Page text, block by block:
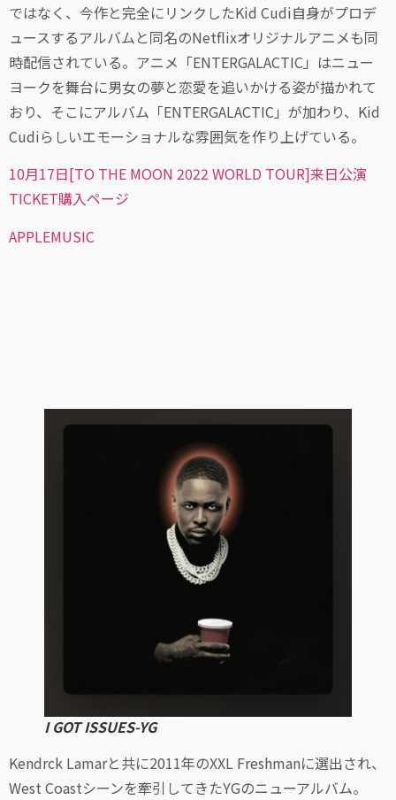
ではなく、今作と完全にリンクしたKid Cudi自身がプロデ
ュースするアルバムと同名のNetflixオリジナルアニメも同
時配信されている。アニメ「ENTERGALACTIC」はニュー
ヨークを舞台に男女の夢と恋愛を追いかける姿が描かれて
おり、そこにアルバム「ENTERGALACTIC」が加わり、Kid
Cudiらしいエモーショナルな雰囲気を作り上げている。
10月17日[TO THE MOON 2022 WORLD TOUR]来日公演
TICKET購入ページ
APPLEMUSIC
I GOT ISSUES-YG
Kendrck Lamarと共に2011年のXXL Freshmanに選出され、
West Coastシーンを牽引してきたYGのニューアルバム。